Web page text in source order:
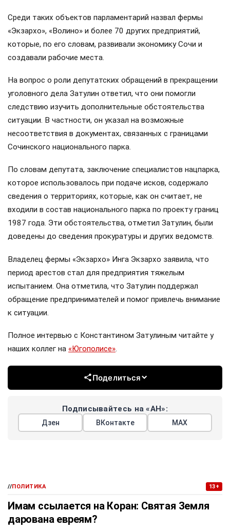
Среди таких объектов парламентарий назвал фермы
«Экзархо», «Волино» и более 70 других предприятий,
которые, по его словам, развивали экономику Сочи и
создавали рабочие места.
На вопрос о роли депутатских обращений в прекращении
уголовного дела Затулин ответил, что они помогли
следствию изучить дополнительные обстоятельства
ситуации. В частности, он указал на возможные
несоответствия в документах, связанных с границами
Сочинского национального парка.
По словам депутата, заключение специалистов нацпарка,
которое использовалось при подаче исков, содержало
сведения о территориях, которые, как он считает, не
входили в состав национального парка по проекту границ
1987 года. Эти обстоятельства, отметил Затулин, были
доведены до сведения прокуратуры и других ведомств.
Владелец фермы «Экзархо» Инга Экзархо заявила, что
период арестов стал для предприятия тяжелым
испытанием. Она отметила, что Затулин поддержал
обращение предпринимателей и помог привлечь внимание
к ситуации.
Полное интервью с Константином Затулиным читайте у
наших коллег на «Югополисе».
Поделиться
Подписывайтесь на «АН»:
Дзен ВКонтакте МАХ
//ПОЛИТИКА 13+
Имам ссылается на Коран: Святая Земля
дарована евреям?